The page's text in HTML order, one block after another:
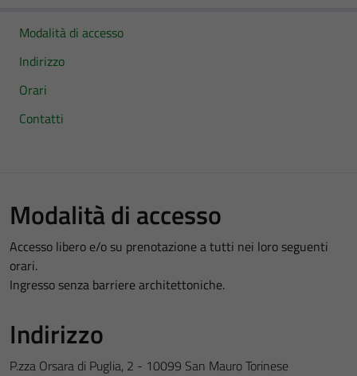
Modalità di accesso
Indirizzo
Orari
Contatti
Modalità di accesso
Accesso libero e/o su prenotazione a tutti nei loro seguenti
orari.
Ingresso senza barriere architettoniche.
Indirizzo
P.zza Orsara di Puglia, 2 - 10099 San Mauro Torinese